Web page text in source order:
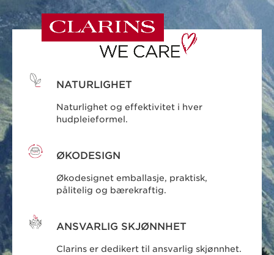
NATURLIGHET
Naturlighet og effektivitet i hver
hudpleieformel.
ØKODESIGN
Økodesignet emballasje, praktisk,
pålitelig og bærekraftig.
ANSVARLIG SKJØNNHET
Clarins er dedikert til ansvarlig skjønnhet.